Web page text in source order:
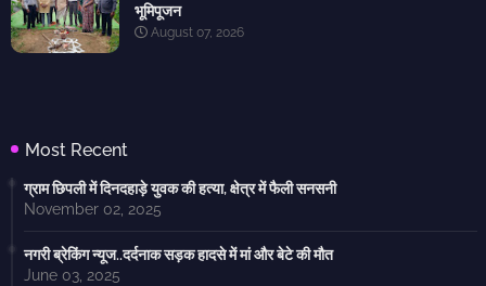
भूमिपूजन
August 07, 2026
Most Recent
ग्राम छिपली में दिनदहाड़े युवक की हत्या, क्षेत्र में फैली सनसनी
November 02, 2025
नगरी ब्रेकिंग न्यूज..दर्दनाक सड़क हादसे में मां और बेटे की मौत
June 03, 2025